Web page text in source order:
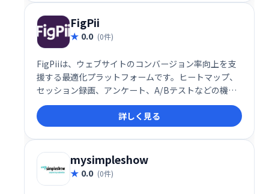
FigPii
0.0 (0件)
FigPiiは、ウェブサイトのコンバージョン率向上を支
援する最適化プラットフォームです。ヒートマップ、
セッション録画、アンケート、A/Bテストなどの機能
で、サイトの問題点を特定し、効果的な改善策を検証
できます。コンバージョンの増加を実現し、ビジネス
成長を促進します。
詳しく見る
mysimpleshow
0.0 (0件)